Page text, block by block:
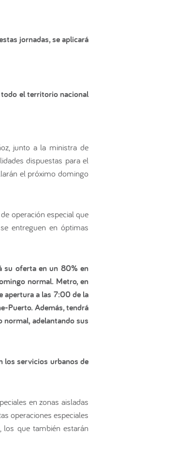
jornadas, se aplicará
el territorio nacional
junto a la ministra de
dispuestas para el
el próximo domingo
operación especial que
entreguen en óptimas
su oferta en un 80% en
normal. Metro, en
apertura a las 7:00 de la
Puerto. Además, tendrá
normal, adelantando sus
los servicios urbanos de
en zonas aisladas
operaciones especiales
los que también estarán